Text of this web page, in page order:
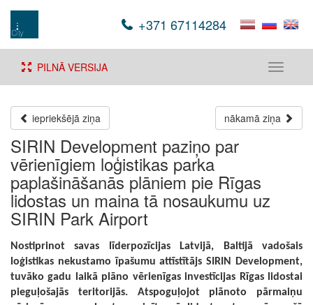
+371 67114284
Toggle
PILNĀ VERSIJA
iepriekšējā ziņa nākamā ziņa
SIRIN Development paziņo par
vērienīgiem loģistikas parka
paplašināšanās plāniem pie Rīgas
lidostas un maina tā nosaukumu uz
SIRIN Park Airport
Nostiprinot savas līderpozīcijas Latvijā, Baltijā vadošais
loģistikas nekustamo īpašumu attīstītājs SIRIN Development,
tuvāko gadu laikā plāno vērienīgas investīcijas Rīgas lidostai
pieguļošajās teritorijās. Atspoguļojot plānoto pārmaiņu